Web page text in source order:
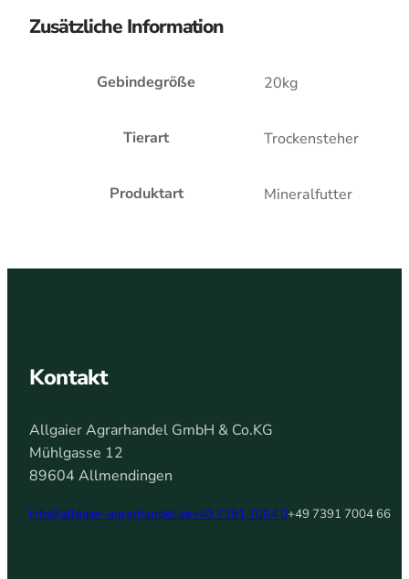
Zusätzliche Information
Gebindegröße 20kg
Tierart Trockensteher
Produktart Mineralfutter
Kontakt
Allgaier Agrarhandel GmbH & Co.KG
Mühlgasse 12
89604 Allmendingen
info@allgaier-agrarhandel.de+49 7391 7004 0+49 7391 7004 66